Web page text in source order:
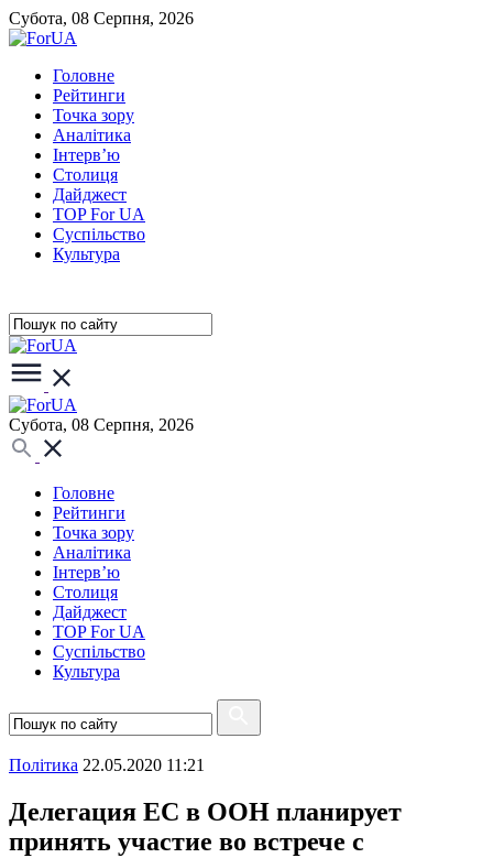
Субота, 08 Серпня, 2026
Головне
Рейтинги
Точка зору
Аналітика
Інтерв’ю
Столиця
Дайджест
TOP For UA
Суспiльство
Культура
Субота, 08 Серпня, 2026
Головне
Рейтинги
Точка зору
Аналітика
Інтерв’ю
Столиця
Дайджест
TOP For UA
Суспiльство
Культура
Полiтика 22.05.2020 11:21
Делегация ЕС в ООН планирует
принять участие во встрече с